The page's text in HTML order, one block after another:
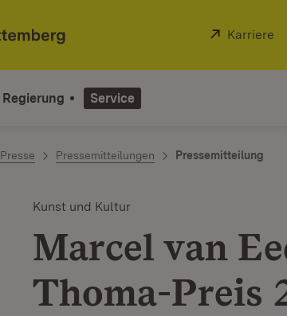
Extern:
Karriere
Regierung Service
Presse Pressemitteilungen Pressemitteilung
Kunst und Kultur
Marcel van
Thoma-Preis